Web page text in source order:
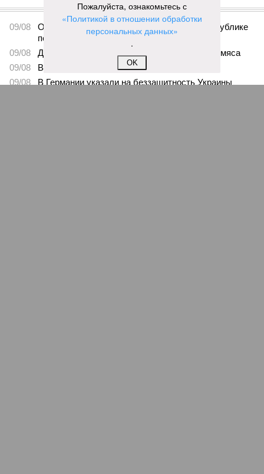
ПОСЛЕДНИЕ НОВОСТИ
09/08
Ослабевший Байден впервые появился на публике
после сообщений об ухудшении здоровья
09/08
Диетолог рассказала об опасности куриного мяса
09/08
Вучич исключил начало войны с НАТО
09/08
В Германии указали на беззащитность Украины
Пожалуйста, ознакомьтесь с
«Политикой в отношении обработки
персональных данных»
.
OK